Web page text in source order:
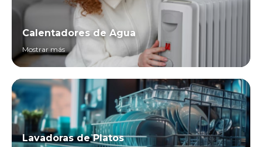
Calentadores de Agua
Mostrar más
Lavadoras de Platos